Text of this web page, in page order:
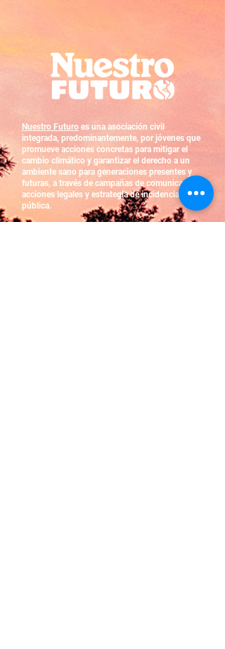
Nuestro Futuro es una asociación civil
integrada, predominantemente, por jóvenes que
promueve acciones concretas para mitigar el
cambio climático y garantizar el derecho a un
ambiente sano para generaciones presentes y
futuras, a través de campañas de comunicación,
acciones legales y estrategia de incidencia
pública.